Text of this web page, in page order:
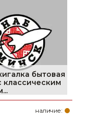
бытовая
классическим
наличие: